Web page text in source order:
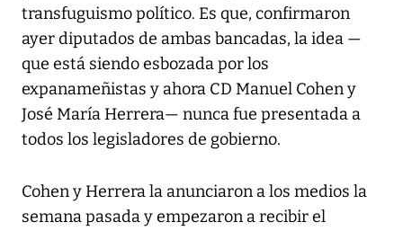
transfuguismo político. Es que, confirmaron
ayer diputados de ambas bancadas, la idea —
que está siendo esbozada por los
expanameñistas y ahora CD Manuel Cohen y
José María Herrera— nunca fue presentada a
todos los legisladores de gobierno.
Cohen y Herrera la anunciaron a los medios la
semana pasada y empezaron a recibir el